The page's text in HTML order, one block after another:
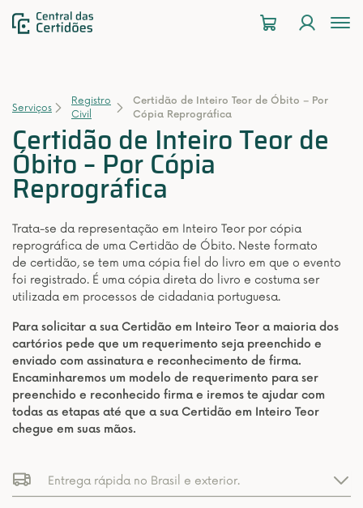
Serviços
Registro
Civil
Certidão de Inteiro Teor de Óbito – Por
Cópia Reprográfica
Certidão de Inteiro Teor de
Óbito – Por Cópia
Reprográfica
Trata-se da representação em Inteiro Teor por cópia
reprográfica de uma Certidão de Óbito. Neste formato
de certidão, se tem uma cópia fiel do livro em que o evento
foi registrado. É uma cópia direta do livro e costuma ser
utilizada em processos de cidadania portuguesa.
Para solicitar a sua Certidão em Inteiro Teor a maioria dos
cartórios pede que um requerimento seja preenchido e
enviado com assinatura e reconhecimento de firma.
Encaminharemos um modelo de requerimento para ser
preenchido e reconhecido firma e iremos te ajudar com
todas as etapas até que a sua Certidão em Inteiro Teor
chegue em suas mãos.
Entrega rápida no Brasil e exterior.